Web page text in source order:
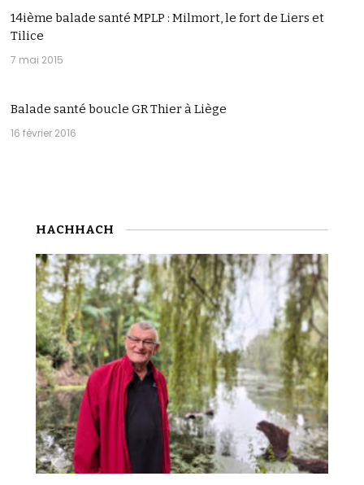
14ième balade santé MPLP : Milmort, le fort de Liers et
Tilice
7 mai 2015
Balade santé boucle GR Thier à Liège
16 février 2016
HACHHACH